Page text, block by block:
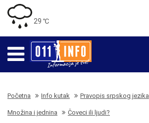
29 ℃
Početna Info kutak Pravopis srpskog jezika
Množina i jednina Čoveci ili ljudi?